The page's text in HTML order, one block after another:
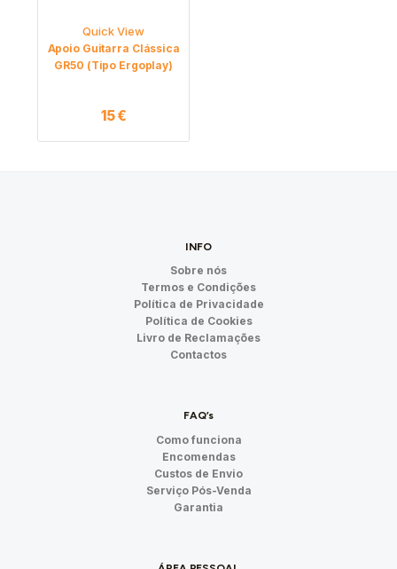
Quick View
Apoio Guitarra Clássica
GR50 (tipo Ergoplay)
15€
INFO
Sobre nós
Termos e Condições
Política de Privacidade
Política de Cookies
Livro de Reclamações
Contactos
FAQ’s
Como funciona
Encomendas
Custos de Envio
Serviço Pós-Venda
Garantia